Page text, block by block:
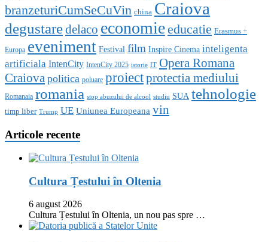
branzeturiCumSeCuVin china Craiova
degustaredelaco economieeducatie Erasmus +
Europa eveniment Festival film Inspire Cinema inteligenta
artificiala IntenCity IntenCity 2025 istorie IT Opera Romana
Craiova politica poluare proiectprotectia mediului
Romanaia romania stop abuzului de alcool studiu SUA tehnologie
timp liber Trump UE Uniunea Europeana vin
Articole recente
Cultura Țestului în Oltenia
6 august 2026
Cultura Țestului în Oltenia, un nou pas spre …